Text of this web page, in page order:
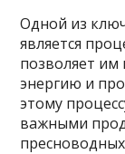
Одной из
является
позволяет им
энергию и
этому
важными